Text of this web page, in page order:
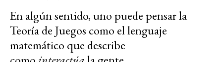
En algún sentido, uno puede pensar la
Teoría de Juegos como el lenguaje
matemático que describe